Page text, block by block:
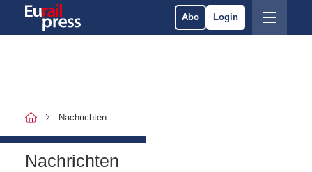
Abo Login
Nachrichten
Nachrichten